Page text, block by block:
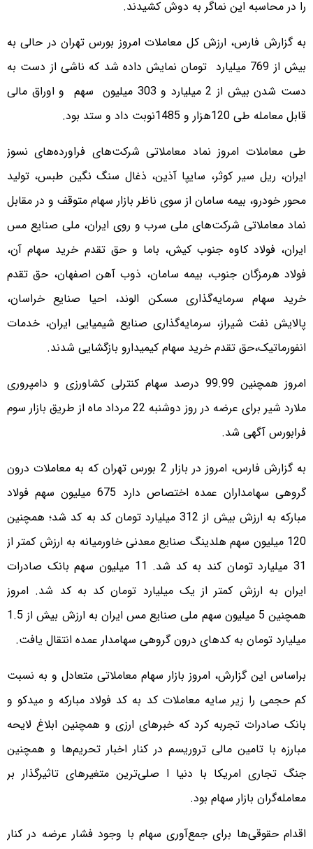
را در محاسبه این نماگر به دوش کشیدند.
به گزارش فارس، ارزش کل معاملات امروز بورس تهران در حالی به
بیش از 769 میلیارد تومان نمایش داده شد که ناشی از دست به
دست شدن بیش از 2 میلیارد و 303 میلیون سهم و اوراق مالی
قابل معامله طی 120هزار و 1485نوبت داد و ستد بود.
طی معاملات امروز نماد معاملاتی شرکت‌های فراورده‌های نسوز
ایران، ریل سیر کوثر، سایپا آذین، ذغال سنگ نگین طبس، تولید
محور خودرو، بیمه سامان از سوی ناظر بازار سهام متوقف و در مقابل
نماد معاملاتی شرکت‌های ملی سرب و روی ایران، ملی صنایع مس
ایران، فولاد کاوه جنوب کیش، باما و حق تقدم خرید سهام آن،
فولاد هرمزگان جنوب، بیمه سامان، ذوب آهن اصفهان،‌ حق تقدم
خرید سهام سرمایه‌گذاری مسکن الوند، احیا صنایع خراسان،
پالایش نفت شیراز، سرمایه‌گذاری صنایع شیمیایی ایران، خدمات
انفورماتیک،‌حق تقدم خرید سهام کیمیدارو بازگشایی شدند.
امروز همچنین 99.99 درصد سهام کنترلی کشاورزی و دامپروری
ملارد شیر برای عرضه در روز دوشنبه 22 مرداد ماه از طریق بازار سوم
فرابورس آگهی شد.
به گزارش فارس، امروز در بازار 2 بورس تهران که به معاملات درون
گروهی سهامداران عمده اختصاص دارد 675 میلیون سهم فولاد
مبارکه به ارزش بیش از 312 میلیارد تومان کد به کد شد؛ همچنین
120 میلیون سهم هلدینگ صنایع معدنی خاورمیانه به ارزش کمتر از
31 میلیارد تومان کند به کد شد. 11 میلیون سهم بانک صادرات
ایران به ارزش کمتر از یک میلیارد تومان کد به کد شد. امروز
همچنین 5 میلیون سهم ملی صنایع مس ایران به ارزش بیش از 1.5
میلیارد تومان به کدهای درون گروهی سهامدار عمده انتقال یافت.
براساس این گزارش، امروز بازار سهام معاملاتی متعادل و به نسبت
کم حجمی را زیر سایه معاملات کد به کد فولاد مبارکه و میدکو و
بانک صادرات تجربه کرد که خبرهای ارزی و همچنین ابلاغ لایحه
مبارزه با تامین مالی تروریسم در کنار اخبار تحریم‌ها و همچنین
جنگ تجاری امریکا با دنیا ا صلی‌ترین متغیرهای تاثیرگذار بر
معامله‌گران بازار سهام بود.
اقدام حقوقی‌ها برای جمع‌آوری سهام با وجود فشار عرضه در کنار